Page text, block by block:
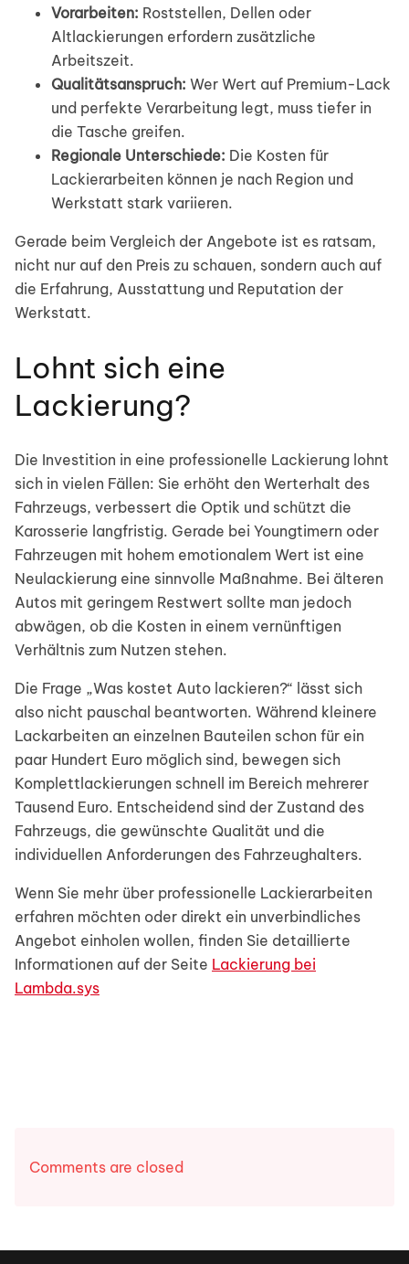
Vorarbeiten: Roststellen, Dellen oder
Altlackierungen erfordern zusätzliche
Arbeitszeit.
Qualitätsanspruch: Wer Wert auf Premium-Lack
und perfekte Verarbeitung legt, muss tiefer in
die Tasche greifen.
Regionale Unterschiede: Die Kosten für
Lackierarbeiten können je nach Region und
Werkstatt stark variieren.
Gerade beim Vergleich der Angebote ist es ratsam,
nicht nur auf den Preis zu schauen, sondern auch auf
die Erfahrung, Ausstattung und Reputation der
Werkstatt.
Lohnt sich eine
Lackierung?
Die Investition in eine professionelle Lackierung lohnt
sich in vielen Fällen: Sie erhöht den Werterhalt des
Fahrzeugs, verbessert die Optik und schützt die
Karosserie langfristig. Gerade bei Youngtimern oder
Fahrzeugen mit hohem emotionalem Wert ist eine
Neulackierung eine sinnvolle Maßnahme. Bei älteren
Autos mit geringem Restwert sollte man jedoch
abwägen, ob die Kosten in einem vernünftigen
Verhältnis zum Nutzen stehen.
Die Frage „Was kostet Auto lackieren?“ lässt sich
also nicht pauschal beantworten. Während kleinere
Lackarbeiten an einzelnen Bauteilen schon für ein
paar Hundert Euro möglich sind, bewegen sich
Komplettlackierungen schnell im Bereich mehrerer
Tausend Euro. Entscheidend sind der Zustand des
Fahrzeugs, die gewünschte Qualität und die
individuellen Anforderungen des Fahrzeughalters.
Wenn Sie mehr über professionelle Lackierarbeiten
erfahren möchten oder direkt ein unverbindliches
Angebot einholen wollen, finden Sie detaillierte
Informationen auf der Seite Lackierung bei
Lambda.sys
Comments are closed